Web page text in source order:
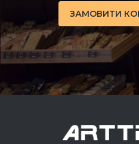
ЗАМОВИТИ